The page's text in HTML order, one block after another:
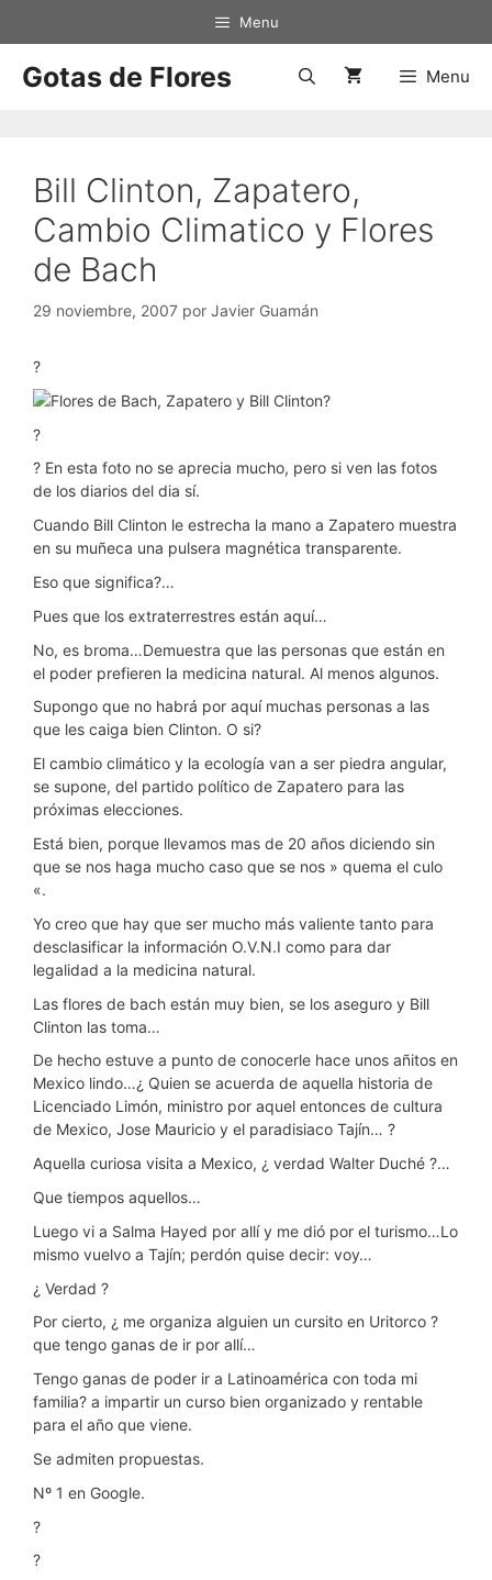
Menu
Gotas de Flores Menu
Bill Clinton, Zapatero,
Cambio Climatico y Flores
de Bach
29 noviembre, 2007 por Javier Guamán
?
?
?
? En esta foto no se aprecia mucho, pero si ven las fotos
de los diarios del dia sí.
Cuando Bill Clinton le estrecha la mano a Zapatero muestra
en su muñeca una pulsera magnética transparente.
Eso que significa?…
Pues que los extraterrestres están aquí…
No, es broma…Demuestra que las personas que están en
el poder prefieren la medicina natural. Al menos algunos.
Supongo que no habrá por aquí muchas personas a las
que les caiga bien Clinton. O si?
El cambio climático y la ecología van a ser piedra angular,
se supone, del partido político de Zapatero para las
próximas elecciones.
Está bien, porque llevamos mas de 20 años diciendo sin
que se nos haga mucho caso que se nos » quema el culo
«.
Yo creo que hay que ser mucho más valiente tanto para
desclasificar la información O.V.N.I como para dar
legalidad a la medicina natural.
Las flores de bach están muy bien, se los aseguro y Bill
Clinton las toma…
De hecho estuve a punto de conocerle hace unos añitos en
Mexico lindo…¿ Quien se acuerda de aquella historia de
Licenciado Limón, ministro por aquel entonces de cultura
de Mexico, Jose Mauricio y el paradisiaco Tajín… ?
Aquella curiosa visita a Mexico, ¿ verdad Walter Duché ?…
Que tiempos aquellos…
Luego vi a Salma Hayed por allí y me dió por el turismo…Lo
mismo vuelvo a Tajín; perdón quise decir: voy…
¿ Verdad ?
Por cierto, ¿ me organiza alguien un cursito en Uritorco ?
que tengo ganas de ir por allí…
Tengo ganas de poder ir a Latinoamérica con toda mi
familia? a impartir un curso bien organizado y rentable
para el año que viene.
Se admiten propuestas.
Nº 1 en Google.
?
?